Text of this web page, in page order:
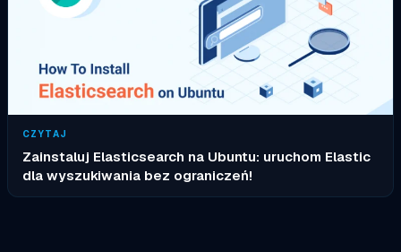
CZYTAJ
Zainstaluj Elasticsearch na Ubuntu: uruchom Elastic
dla wyszukiwania bez ograniczeń!